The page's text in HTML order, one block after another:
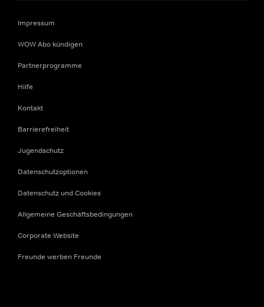
Impressum
WOW Abo kündigen
Partnerprogramme
Hilfe
Kontakt
Barrierefreiheit
Jugendschutz
Datenschutzoptionen
Datenschutz und Cookies
Allgemeine Geschäftsbedingungen
Corporate Website
Freunde werben Freunde